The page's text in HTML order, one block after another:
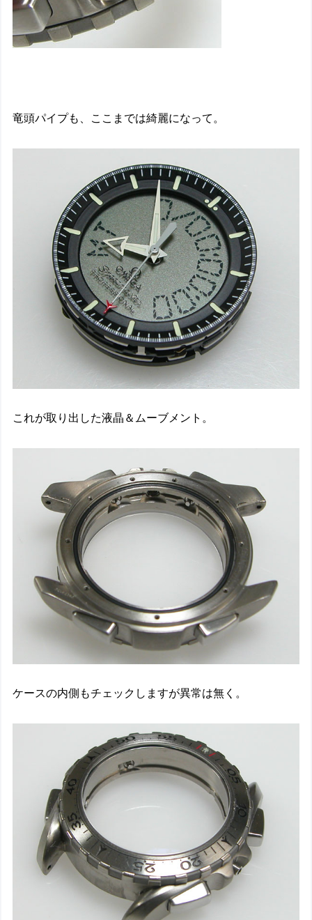
竜頭パイプも、ここまでは綺麗になって。
これが取り出した液晶＆ムーブメント。
ケースの内側もチェックしますが異常は無く。